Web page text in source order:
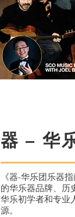
器 – 华
《器-华乐团乐器
的华乐器品牌、历
华乐初学者和专业
源。